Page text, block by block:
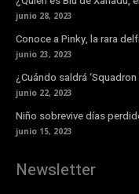
junio 28, 2023
Conoce a Pinky, la rara
junio 23, 2023
¿Cuándo saldrá ‘Squadron
junio 22, 2023
Niño sobrevive días
junio 15, 2023
Newsletter